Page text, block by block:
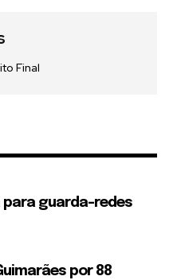
Final
para guarda-redes
por 88